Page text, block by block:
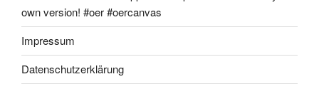
own version! #oer #oercanvas
Impressum
Datenschutzerklärung